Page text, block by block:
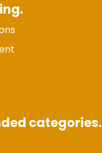
categories.